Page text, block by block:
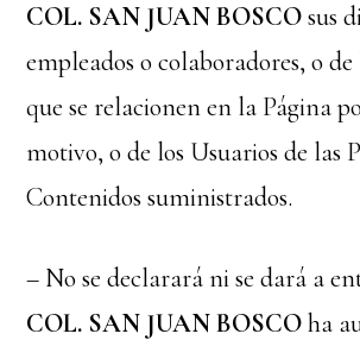
COL. SAN JUAN BOSCOsus
empleados o colaboradores, o de
que se relacionen en la Página
motivo, o de los Usuarios de las
Contenidos suministrados.
– No se declarará ni se dará a
COL. SAN JUAN BOSCOha